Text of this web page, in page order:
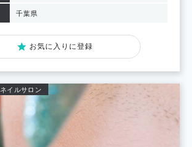
千葉県
お気に入りに登録
ネイルサロン